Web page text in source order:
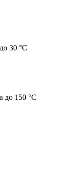
30 °C
до 150 °C